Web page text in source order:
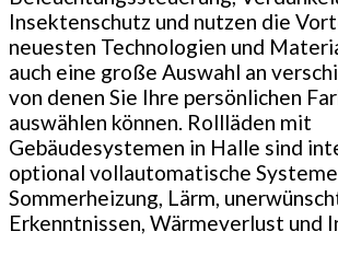
Insektenschutz und nutzen die
neuesten Technologien und
auch eine große Auswahl an
von denen Sie Ihre persönlichen
auswählen können. Rollläden mit
Gebäudesystemen in Halle sind
optional vollautomatische
Sommerheizung, Lärm,
Erkenntnissen, Wärmeverlust und